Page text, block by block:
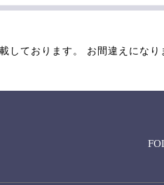
ております。 お間違えになり